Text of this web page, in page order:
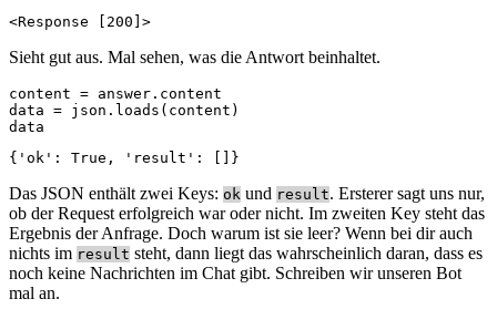
<Response [200]>
Sieht gut aus. Mal sehen, was die Antwort beinhaltet.
content = answer.content
data = json.loads(content)
data
{'ok': True, 'result': []}
Das JSON enthält zwei Keys: ok und result. Ersterer sagt uns nur,
ob der Request erfolgreich war oder nicht. Im zweiten Key steht das
Ergebnis der Anfrage. Doch warum ist sie leer? Wenn bei dir auch
nichts im result steht, dann liegt das wahrscheinlich daran, dass es
noch keine Nachrichten im Chat gibt. Schreiben wir unseren Bot
mal an.